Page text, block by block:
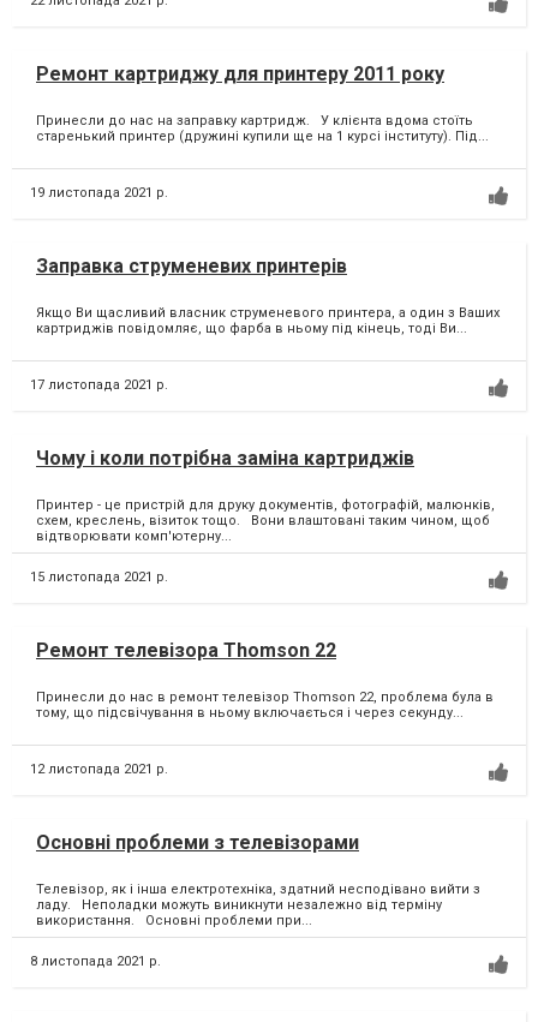
Ремонт картриджу для принтеру 2011 року
Принесли до нас на заправку картридж. У клієнта вдома стоїть
старенький принтер (дружині купили ще на 1 курсі інституту). Під...
19 листопада 2021 р.
Заправка струменевих принтерів
Якщо Ви щасливий власник струменевого принтера, а один з Ваших
картриджів повідомляє, що фарба в ньому під кінець, тоді Ви...
17 листопада 2021 р.
Чому і коли потрібна заміна картриджів
Принтер - це пристрій для друку документів, фотографій, малюнків,
схем, креслень, візиток тощо. Вони влаштовані таким чином, щоб
відтворювати комп'ютерну...
15 листопада 2021 р.
Ремонт телевізора Thomson 22
Принесли до нас в ремонт телевізор Thomson 22, проблема була в
тому, що підсвічування в ньому включається і через секунду...
12 листопада 2021 р.
Основні проблеми з телевізорами
Телевізор, як і інша електротехніка, здатний несподівано вийти з
ладу. Неполадки можуть виникнути незалежно від терміну
використання. Основні проблеми при...
8 листопада 2021 р.